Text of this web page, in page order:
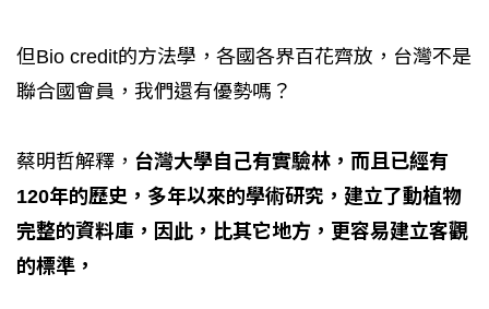
但Bio credit的方法學，各國各界百花齊放，台灣不是
聯合國會員，我們還有優勢嗎？
蔡明哲解釋， 台灣大學自己有實驗林，而且已經有
120年的歷史，多年以來的學術研究，建立了動植物
完整的資料庫，因此，比其它地方，更容易建立客觀
的標準，